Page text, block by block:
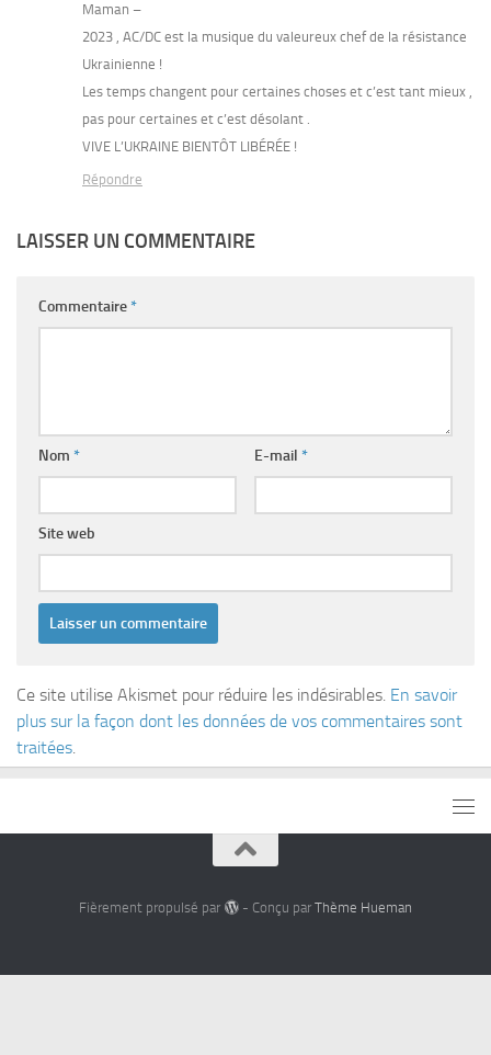
Maman –
2023 , AC/DC est la musique du valeureux chef de la résistance
Ukrainienne !
Les temps changent pour certaines choses et c’est tant mieux ,
pas pour certaines et c’est désolant .
VIVE L’UKRAINE BIENTÔT LIBÉRÉE !
Répondre
LAISSER UN COMMENTAIRE
Commentaire*
Nom * E-mail *
Site web
Ce site utilise Akismet pour réduire les indésirables. En savoir
plus sur la façon dont les données de vos commentaires sont
traitées.
Fièrement propulsé par - Conçu par Thème Hueman